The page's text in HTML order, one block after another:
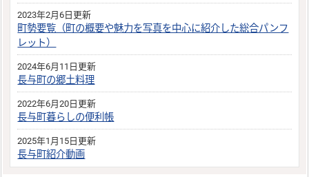
2023年2月6日更新
町勢要覧（町の概要や魅力を写真を中心に紹介した総合パンフ
レット）
2024年6月11日更新
長与町の郷土料理
2022年6月20日更新
長与町暮らしの便利帳
2025年1月15日更新
長与町紹介動画